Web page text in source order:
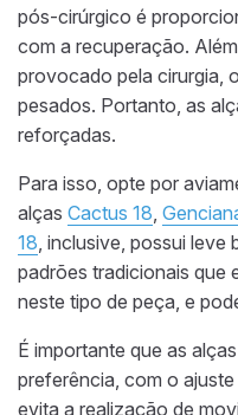
pós-cirúrgico é
com a recuperação.
provocado pela cirurgia,
pesados. Portanto, as
reforçadas.
Para isso, opte por
alças Cactus 18
18 , inclusive, possui
padrões tradicionais que
neste tipo de peça, e
É importante que as
preferência, com o
evita a realização de